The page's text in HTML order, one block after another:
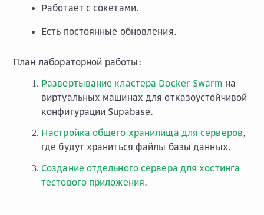
Работает с сокетами.
Есть постоянные обновления.
План лабораторной работы:
Развертывание кластера Docker Swarm на
виртуальных машинах для отказоустойчивой
конфигурации Supabase.
Настройка общего хранилища для серверов,
где будут храниться файлы базы данных.
Создание отдельного сервера для хостинга
тестового приложения.